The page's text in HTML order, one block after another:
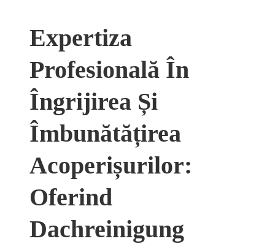
Expertiza
Profesională În
Îngrijirea Și
Îmbunătățirea
Acoperișurilor:
Oferind
Dachreinigung